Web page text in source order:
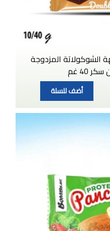
الشوكولاتة المزدوجة
أضف للسلة